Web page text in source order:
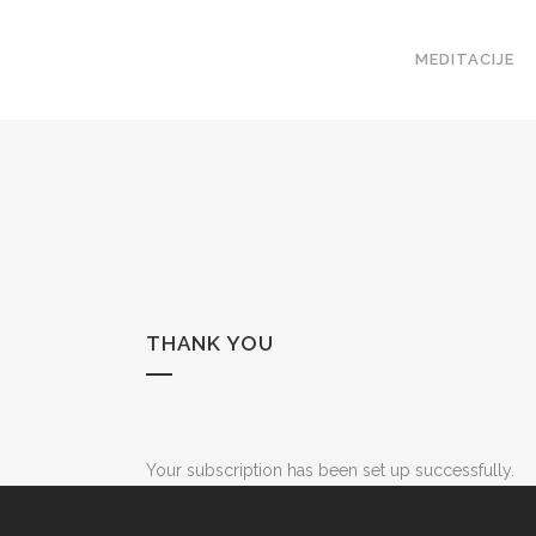
MEDITACIJE
THANK YOU
Your subscription has been set up successfully.